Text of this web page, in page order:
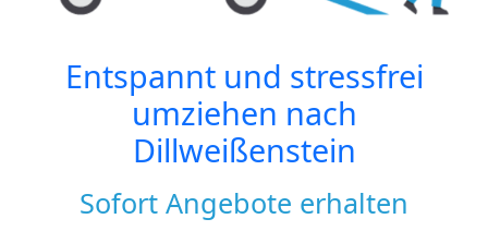
Entspannt und stressfrei
umziehen nach
Dillweißenstein
Sofort Angebote erhalten